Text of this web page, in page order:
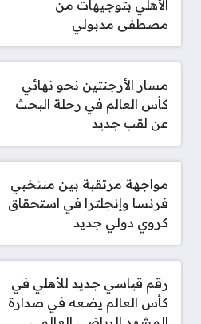
الأهلي بتوجيهات من
مصطفى مدبولي
مسار الأرجنتين نحو نهائي
كأس العالم في رحلة البحث
عن لقب جديد
مواجهة مرتقبة بين منتخبي
فرنسا وإنجلترا في استحقاق
كروي دولي جديد
رقم قياسي جديد للأهلي في
كأس العالم يضعه في صدارة